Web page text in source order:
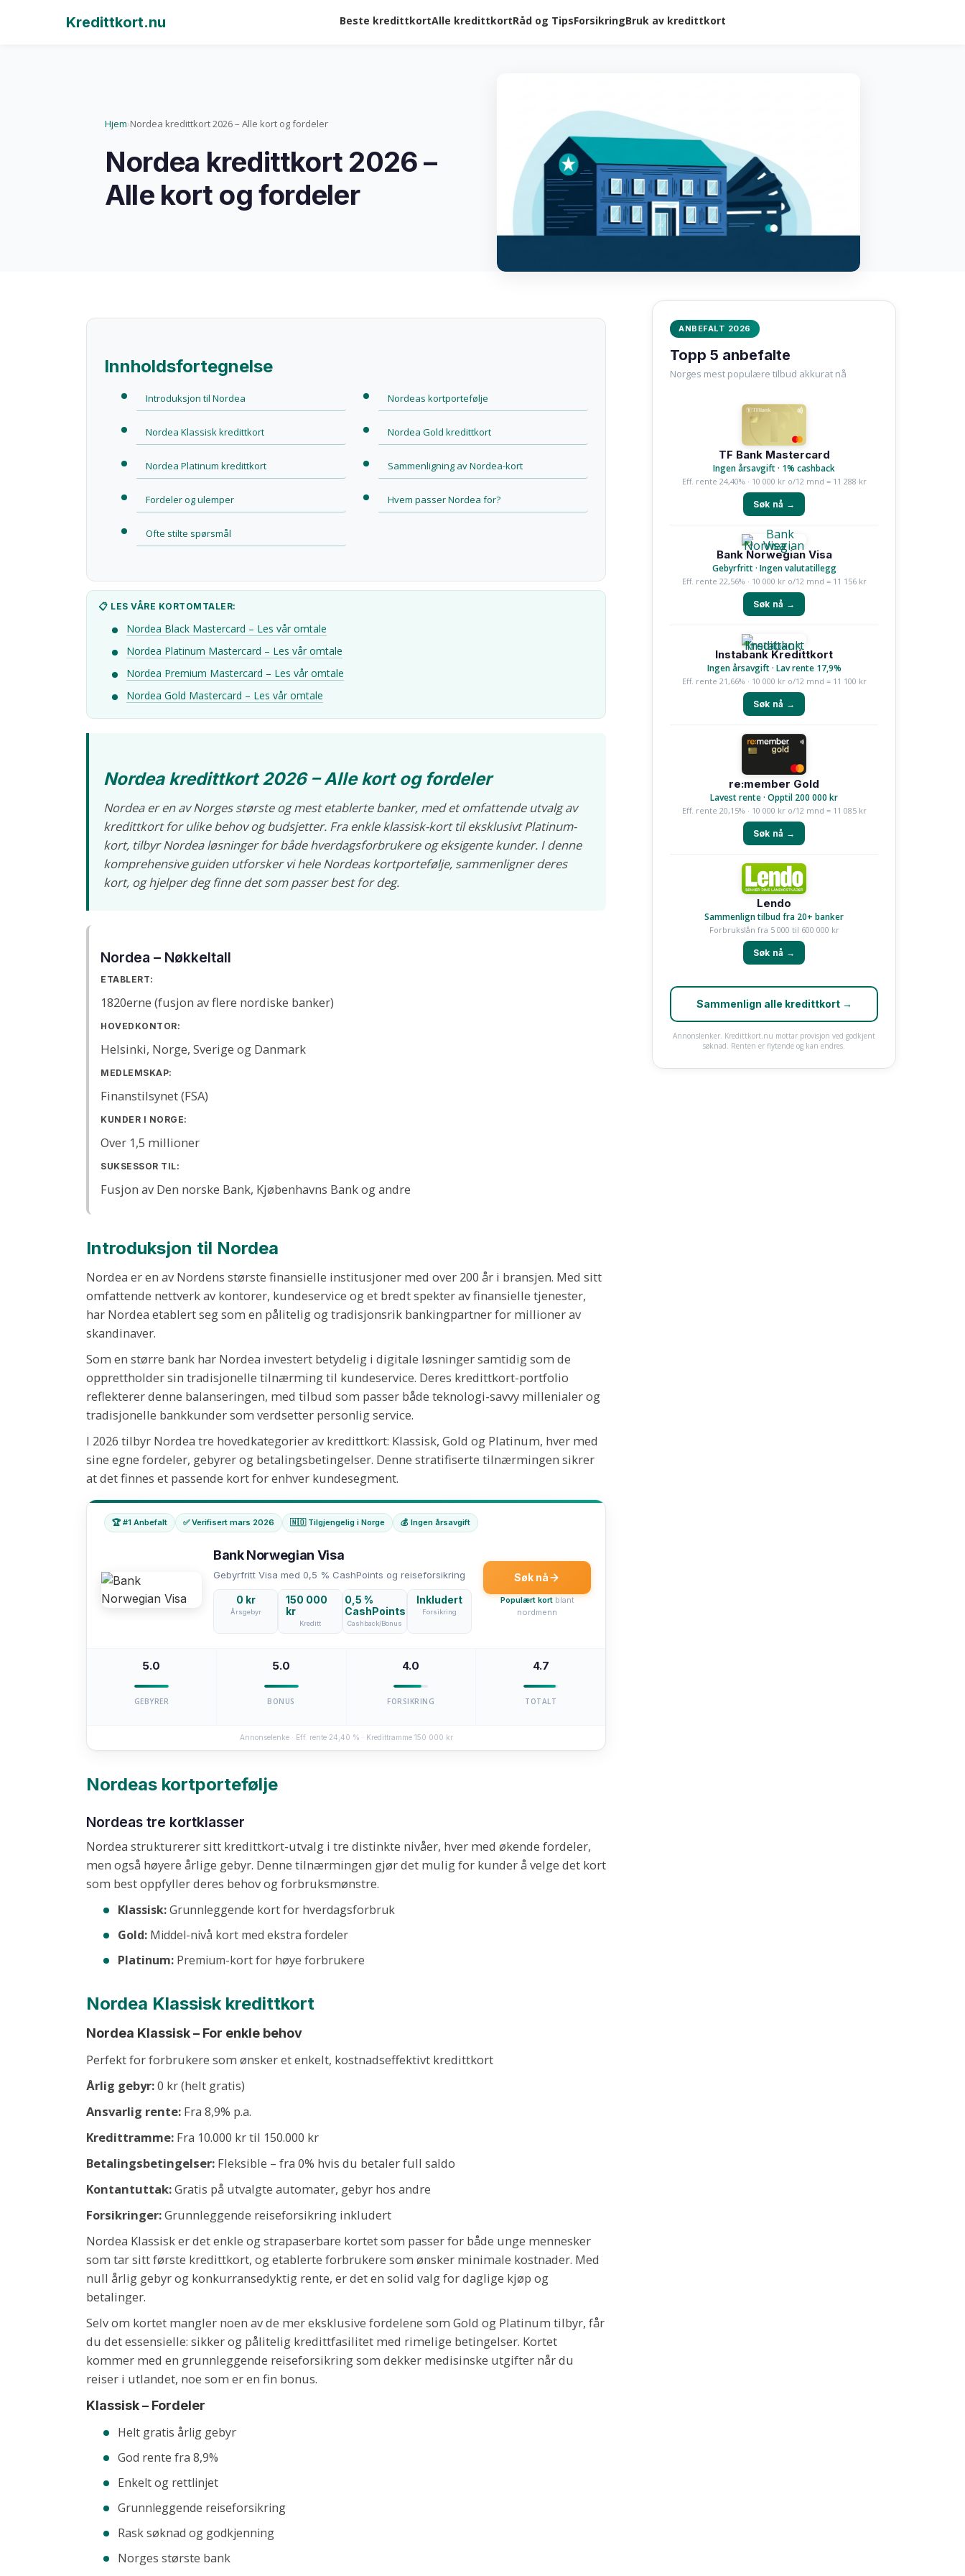
Kredittkort.nu Beste kredittkortAlle kredittkortRåd og TipsForsikringBruk av kredittkort
Hjem›Nordea kredittkort 2026 – Alle kort og fordeler
Nordea kredittkort 2026 –
Alle kort og fordeler
Innholdsfortegnelse
Introduksjon til Nordea Nordeas kortportefølje
Nordea Klassisk kredittkort Nordea Gold kredittkort
Nordea Platinum kredittkort Sammenligning av Nordea-kort
Fordeler og ulemper Hvem passer Nordea for?
Ofte stilte spørsmål
📋 LES VÅRE KORTOMTALER:
Nordea Black Mastercard – Les vår omtale
Nordea Platinum Mastercard – Les vår omtale
Nordea Premium Mastercard – Les vår omtale
Nordea Gold Mastercard – Les vår omtale
Nordea kredittkort 2026 – Alle kort og fordeler
Nordea er en av Norges største og mest etablerte banker, med et omfattende utvalg av
kredittkort for ulike behov og budsjetter. Fra enkle klassisk-kort til eksklusivt Platinum-
kort, tilbyr Nordea løsninger for både hverdagsforbrukere og eksigente kunder. I denne
komprehensive guiden utforsker vi hele Nordeas kortportefølje, sammenligner deres
kort, og hjelper deg finne det som passer best for deg.
Nordea – Nøkkeltall
ETABLERT:
1820erne (fusjon av flere nordiske banker)
HOVEDKONTOR:
Helsinki, Norge, Sverige og Danmark
MEDLEMSKAP:
Finanstilsynet (FSA)
KUNDER I NORGE:
Over 1,5 millioner
SUKSESSOR TIL:
Fusjon av Den norske Bank, Kjøbenhavns Bank og andre
Introduksjon til Nordea
Nordea er en av Nordens største finansielle institusjoner med over 200 år i bransjen. Med sitt
omfattende nettverk av kontorer, kundeservice og et bredt spekter av finansielle tjenester,
har Nordea etablert seg som en pålitelig og tradisjonsrik bankingpartner for millioner av
skandinaver.
Som en større bank har Nordea investert betydelig i digitale løsninger samtidig som de
opprettholder sin tradisjonelle tilnærming til kundeservice. Deres kredittkort-portfolio
reflekterer denne balanseringen, med tilbud som passer både teknologi-savvy millenialer og
tradisjonelle bankkunder som verdsetter personlig service.
I 2026 tilbyr Nordea tre hovedkategorier av kredittkort: Klassisk, Gold og Platinum, hver med
sine egne fordeler, gebyrer og betalingsbetingelser. Denne stratifiserte tilnærmingen sikrer
at det finnes et passende kort for enhver kundesegment.
🏆 #1 Anbefalt ✅ Verifisert mars 2026 🇳🇴 Tilgjengelig i Norge 💰 Ingen årsavgift
Bank Norwegian Visa
Gebyrfritt Visa med 0,5 % CashPoints og reiseforsikring
0 kr
Årsgebyr
150 000
kr
Kreditt
0,5 %
CashPoints
Cashback/Bonus
Inkludert
Forsikring
Søk nå
Populært kortblant
nordmenn
5.0
GEBYRER
5.0
BONUS
4.0
FORSIKRING
4.7
TOTALT
Annonselenke · Eff. rente 24,40 % · Kredittramme 150 000 kr
Nordeas kortportefølje
Nordeas tre kortklasser
Nordea strukturerer sitt kredittkort-utvalg i tre distinkte nivåer, hver med økende fordeler,
men også høyere årlige gebyr. Denne tilnærmingen gjør det mulig for kunder å velge det kort
som best oppfyller deres behov og forbruksmønstre.
Klassisk:Grunnleggende kort for hverdagsforbruk
Gold: Middel-nivå kort med ekstra fordeler
Platinum: Premium-kort for høye forbrukere
Nordea Klassisk kredittkort
Nordea Klassisk – For enkle behov
Perfekt for forbrukere som ønsker et enkelt, kostnadseffektivt kredittkort
Årlig gebyr:0 kr (helt gratis)
Ansvarlig rente: Fra 8,9% p.a.
Kredittramme: Fra 10.000 kr til 150.000 kr
Betalingsbetingelser: Fleksible – fra 0% hvis du betaler full saldo
Kontantuttak:Gratis på utvalgte automater, gebyr hos andre
Forsikringer:Grunnleggende reiseforsikring inkludert
Nordea Klassisk er det enkle og strapaserbare kortet som passer for både unge mennesker
som tar sitt første kredittkort, og etablerte forbrukere som ønsker minimale kostnader. Med
null årlig gebyr og konkurransedyktig rente, er det en solid valg for daglige kjøp og
betalinger.
Selv om kortet mangler noen av de mer eksklusive fordelene som Gold og Platinum tilbyr, får
du det essensielle: sikker og pålitelig kredittfasilitet med rimelige betingelser. Kortet
kommer med en grunnleggende reiseforsikring som dekker medisinske utgifter når du
reiser i utlandet, noe som er en fin bonus.
Klassisk – Fordeler
Helt gratis årlig gebyr
God rente fra 8,9%
Enkelt og rettlinjet
Grunnleggende reiseforsikring
Rask søknad og godkjenning
Norges største bank
ANBEFALT 2026
Topp 5 anbefalte
Norges mest populære tilbud akkurat nå
TF Bank Mastercard
Ingen årsavgift · 1% cashback
Eff. rente 24,40% · 10 000 kr o/12 mnd = 11 288 kr
Søk nå →
Bank Norwegian Visa
Gebyrfritt · Ingen valutatillegg
Eff. rente 22,56% · 10 000 kr o/12 mnd = 11 156 kr
Søk nå →
Instabank Kredittkort
Ingen årsavgift · Lav rente 17,9%
Eff. rente 21,66% · 10 000 kr o/12 mnd = 11 100 kr
Søk nå →
re:member Gold
Lavest rente · Opptil 200 000 kr
Eff. rente 20,15% · 10 000 kr o/12 mnd = 11 085 kr
Søk nå →
Lendo
Sammenlign tilbud fra 20+ banker
Forbrukslån fra 5 000 til 600 000 kr
Søk nå →
Sammenlign alle kredittkort →
Annonslenker. Kredittkort.nu mottar provisjon ved godkjent
søknad. Renten er flytende og kan endres.